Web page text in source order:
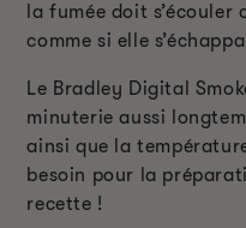
la fumée doit
comme si elle
Le Bradley Digital
minuterie aussi
ainsi que la
besoin pour la
recette !